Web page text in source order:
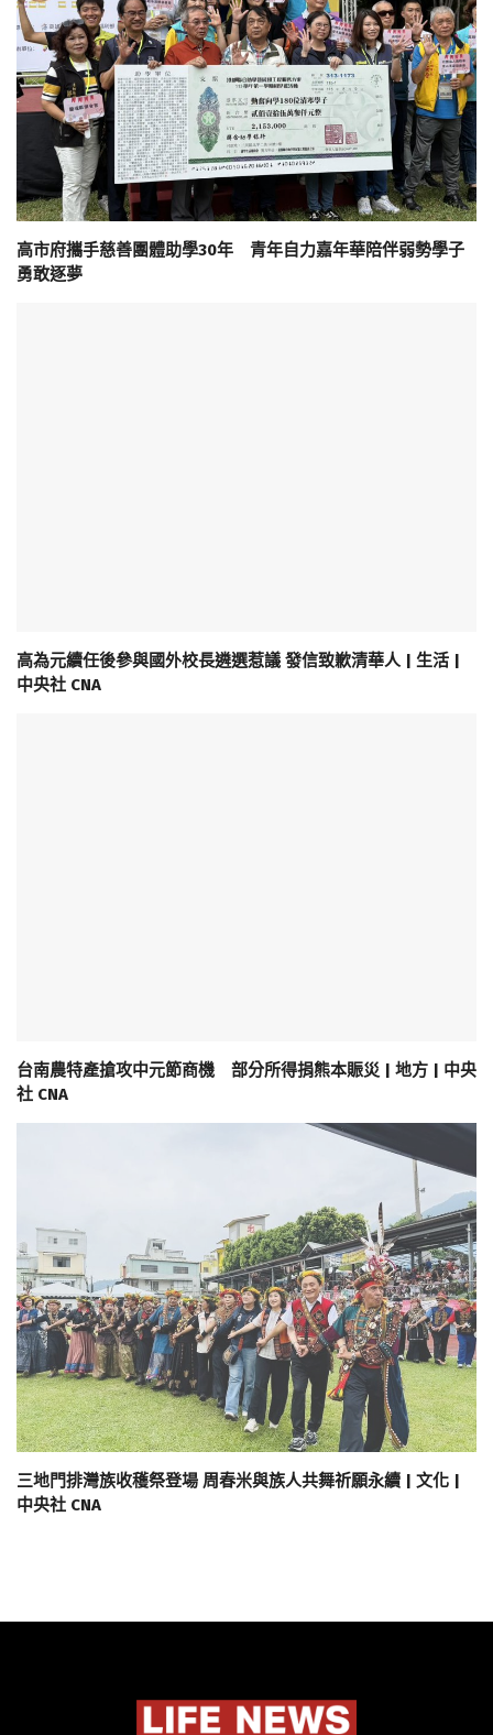
高市府攜手慈善團體助學30年 青年自力嘉年華陪伴弱勢學子
勇敢逐夢
高為元續任後參與國外校長遴選惹議 發信致歉清華人 | 生活 |
中央社 CNA
台南農特產搶攻中元節商機 部分所得捐熊本賑災 | 地方 | 中央
社 CNA
三地門排灣族收穫祭登場 周春米與族人共舞祈願永續 | 文化 |
中央社 CNA